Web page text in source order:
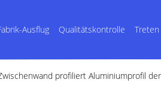
Ausflug Qualitätskontrolle
profiliert Aluminiumprofil